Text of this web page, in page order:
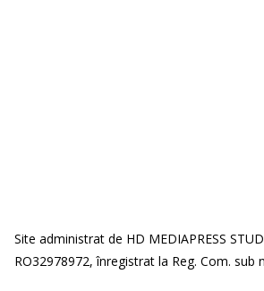
Site administrat de HD MEDIAPRESS
RO32978972, înregistrat la Reg. Com. sub